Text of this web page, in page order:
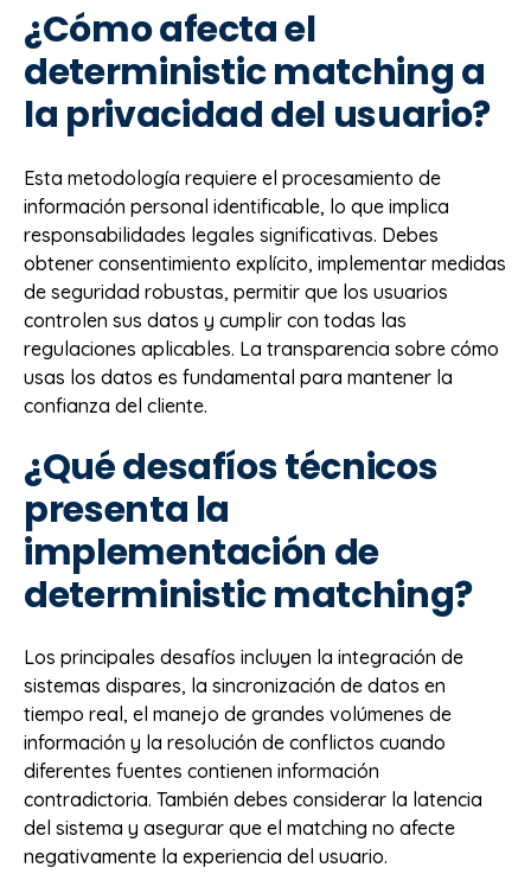
¿Cómo afecta el
deterministic matching a
la privacidad del usuario?
Esta metodología requiere el procesamiento de
información personal identificable, lo que implica
responsabilidades legales significativas. Debes
obtener consentimiento explícito, implementar medidas
de seguridad robustas, permitir que los usuarios
controlen sus datos y cumplir con todas las
regulaciones aplicables. La transparencia sobre cómo
usas los datos es fundamental para mantener la
confianza del cliente.
¿Qué desafíos técnicos
presenta la
implementación de
deterministic matching?
Los principales desafíos incluyen la integración de
sistemas dispares, la sincronización de datos en
tiempo real, el manejo de grandes volúmenes de
información y la resolución de conflictos cuando
diferentes fuentes contienen información
contradictoria. También debes considerar la latencia
del sistema y asegurar que el matching no afecte
negativamente la experiencia del usuario.